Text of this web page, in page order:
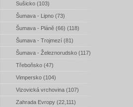
Sušicko (103)
Šumava - Lipno (73)
Šumava - Pláně (66) (118)
Šumava - Trojmezí (81)
Šumava - Železnorudsko (117)
Třeboňsko (47)
Vimpersko (104)
Vizovická vrchovina (107)
Zahrada Evropy (22,111)